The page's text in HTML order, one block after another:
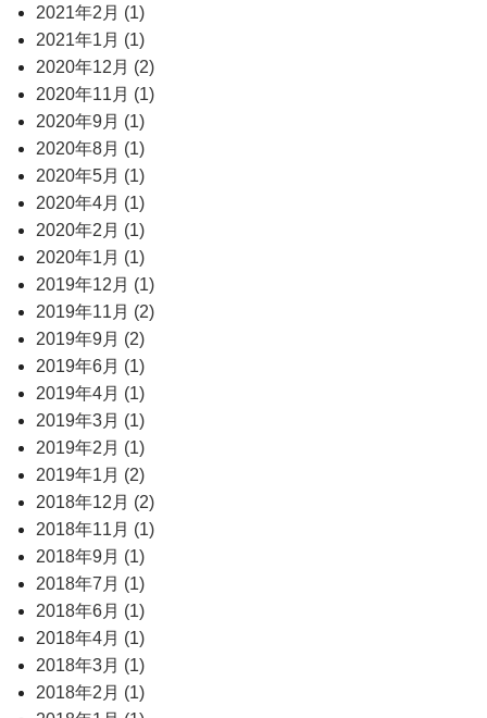
2021年2月 (1)
2021年1月 (1)
2020年12月 (2)
2020年11月 (1)
2020年9月 (1)
2020年8月 (1)
2020年5月 (1)
2020年4月 (1)
2020年2月 (1)
2020年1月 (1)
2019年12月 (1)
2019年11月 (2)
2019年9月 (2)
2019年6月 (1)
2019年4月 (1)
2019年3月 (1)
2019年2月 (1)
2019年1月 (2)
2018年12月 (2)
2018年11月 (1)
2018年9月 (1)
2018年7月 (1)
2018年6月 (1)
2018年4月 (1)
2018年3月 (1)
2018年2月 (1)